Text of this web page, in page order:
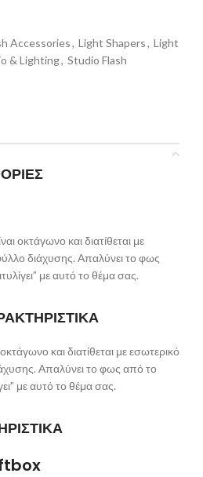
Accessories, Light Shapers, Light
& Lighting, Studio Flash
οκτάγωνο και διατίθεται με
διάχυσης. Απαλύνει το φως
με αυτό το θέμα σας.
και διατίθεται με εσωτερικό
Απαλύνει το φως από το
με αυτό το θέμα σας.